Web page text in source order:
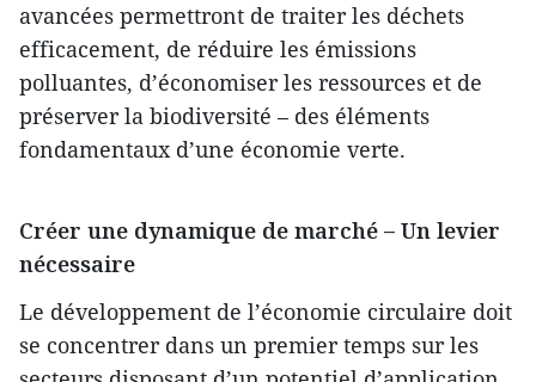
avancées permettront de traiter les déchets
efficacement, de réduire les émissions
polluantes, d’économiser les ressources et de
préserver la biodiversité – des éléments
fondamentaux d’une économie verte.
Créer une dynamique de marché – Un levier
nécessaire
Le développement de l’économie circulaire doit
se concentrer dans un premier temps sur les